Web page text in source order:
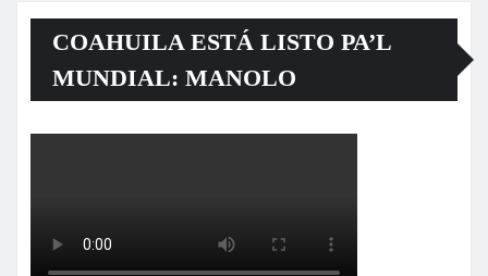
COAHUILA ESTÁ LISTO PA’L
MUNDIAL: MANOLO